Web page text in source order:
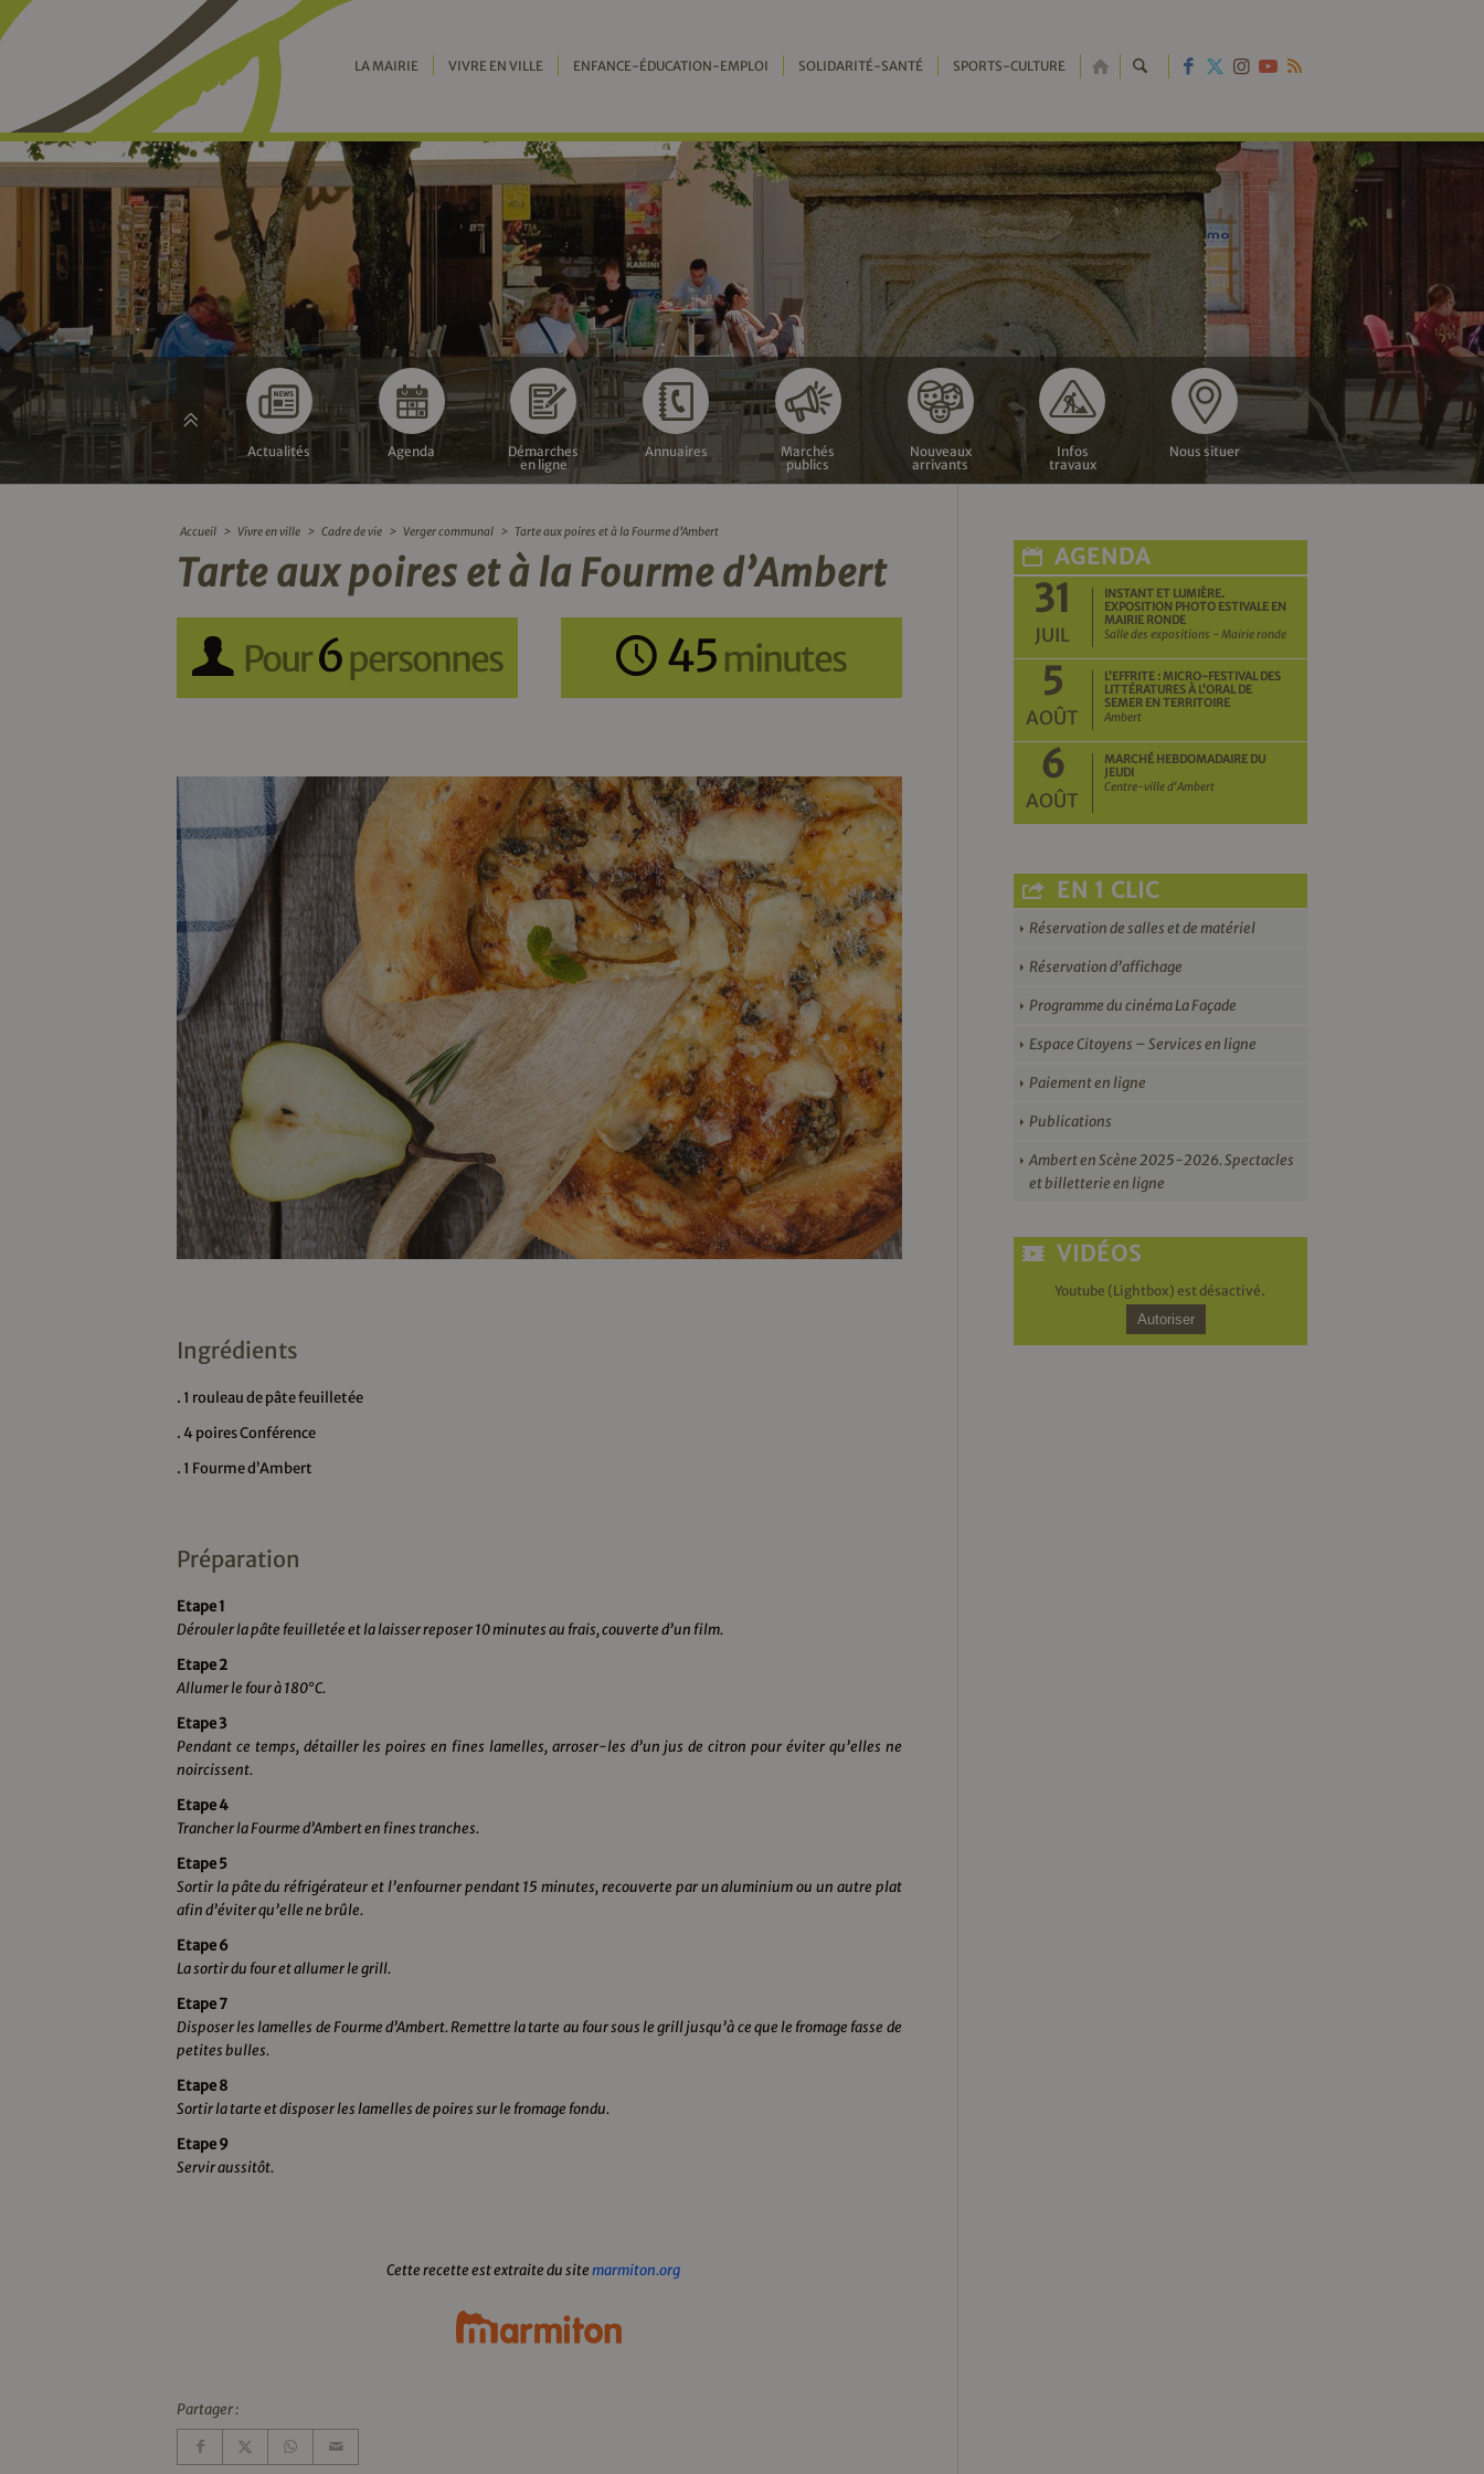
LA MAIRIE VIVRE EN VILLE ENFANCE-ÉDUCATION-EMPLOI SOLIDARITÉ-SANTÉ SPORTS-CULTURE RETOUR
À
L'ACCUEIL
Actualités Agenda
Démarches
en ligne
Annuaires
Marchés
publics
Nouveaux
arrivants
Infos
travaux
Nous situer
Accueil > Vivre en ville > Cadre de vie > Verger communal > Tarte aux poires et à la Fourme d’Ambert
Tarte aux poires et à la Fourme d’Ambert
Pour6 personnes 45 minutes
Ingrédients
. 1 rouleau de pâte feuilletée
. 4 poires Conférence
. 1 Fourme d’Ambert
Préparation
Etape 1
Dérouler la pâte feuilletée et la laisser reposer 10 minutes au frais, couverte d’un film.
Etape 2
Allumer le four à 180°C.
Etape 3
Pendant ce temps, détailler les poires en fines lamelles, arroser-les d’un jus de citron pour éviter qu’elles ne
noircissent.
Etape 4
Trancher la Fourme d’Ambert en fines tranches.
Etape 5
Sortir la pâte du réfrigérateur et l’enfourner pendant 15 minutes, recouverte par un aluminium ou un autre plat
afin d’éviter qu’elle ne brûle.
Etape 6
La sortir du four et allumer le grill.
Etape 7
Disposer les lamelles de Fourme d’Ambert. Remettre la tarte au four sous le grill jusqu’à ce que le fromage fasse de
petites bulles.
Etape 8
Sortir la tarte et disposer les lamelles de poires sur le fromage fondu.
Etape 9
Servir aussitôt.
Cette recette est extraite du sitemarmiton.org
Partager :
AGENDA
31
JUIL
INSTANT ET LUMIÈRE.
EXPOSITION PHOTO ESTIVALE EN
MAIRIE RONDE
Salle des expositions - Mairie ronde
5
AOÛT
L’EFFRITE : MICRO-FESTIVAL DES
LITTÉRATURES À L’ORAL DE
SEMER EN TERRITOIRE
Ambert
6
AOÛT
MARCHÉ HEBDOMADAIRE DU
JEUDI
Centre-ville d'Ambert
EN 1 CLIC
Réservation de salles et de matériel
Réservation d’affichage
Programme du cinéma La Façade
Espace Citoyens – Services en ligne
Paiement en ligne
Publications
Ambert en Scène 2025-2026. Spectacles
et billetterie en ligne
VIDÉOS
Youtube (Lightbox) est désactivé.
Autoriser